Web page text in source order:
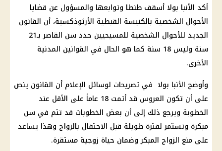
أكد الأنبا بولا أسقف طنطا وتوابعها والمسؤول عن قضايا
الأحوال الشخصية بالكنيسة القبطية الأرثوذكسية، أن القانون
الجديد للأحوال الشخصية للمسيحيين حدد سن القاصر بـ21
سنة وليس 18 سنة كما هو الحال في القوانين المدنية
الأخرى.
وأوضح الأنبا بولا في تصريحات لوسائل الإعلام أن القانون ينص
على أن تكون العروس قد أتمت 18 عاماً على الأقل عند
الخطوبة ويرجع ذلك إلى أن بعض الخطوبات قد تتم في سن
مبكرة وتستمر لفترة طويلة قبل الاحتفال بالزواج وهذا يساعد
على منع الزواج المبكر وضمان حياة زوجية مستقرة.